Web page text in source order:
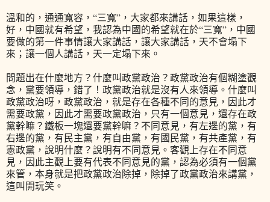
溫和的，通通寬容，“三寬”，大家都來講話，如果這樣，
好，中國就有希望，我認為中國的希望就在於“三寬”，中國
要做的第一件事情讓大家講話，讓大家講話，天不會塌下
來；讓一個人講話，天一定塌下來。
問題出在什麼地方？什麼叫政黨政治？政黨政治有個糊塗觀
念，黨要領導，錯了！政黨政治就是沒有人來領導。什麼叫
政黨政治呀，政黨政治，就是存在各種不同的意見，因此才
需要政黨，因此才需要政黨政治，只有一個意見，還存在政
黨幹嘛？鐵板一塊還要黨幹嘛？不同意見，有左邊的黨，有
右邊的黨，有民主黨，有自由黨，有國民黨，有共產黨，有
憲政黨，說明什麼？說明有不同意見。客觀上存在不同意
見，因此主觀上要有代表不同意見的黨，認為必須有一個黨
來管，本身就是把政黨政治除掉，除掉了政黨政治來講黨，
這叫開玩笑。